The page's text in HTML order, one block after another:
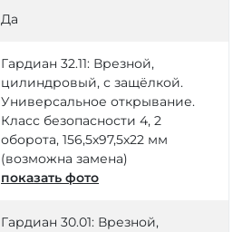
Да
Гардиан 32.11: Врезной,
цилиндровый, с защёлкой.
Универсальное открывание.
Класс безопасности 4, 2
оборота, 156,5х97,5х22 мм
(возможна замена)
показать фото
Гардиан 30.01: Врезной,